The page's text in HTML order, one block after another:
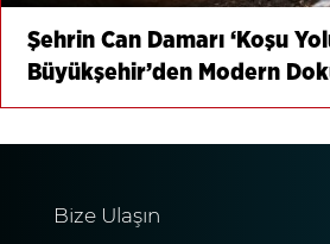
Şehrin Can Damarı ‘Koşu
Büyükşehir’den Modern
Bize Ulaşın